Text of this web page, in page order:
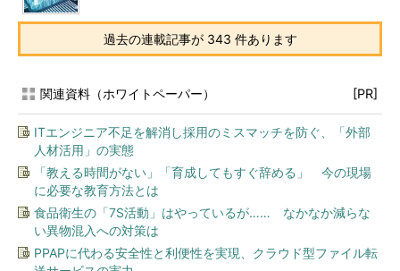
過去の連載記事が 343 件あります
関連資料（ホワイトペーパー） [PR]
ITエンジニア不足を解消し採用のミスマッチを防ぐ、「外部
人材活用」の実態
「教える時間がない」「育成してもすぐ辞める」 今の現場
に必要な教育方法とは
食品衛生の「7S活動」はやっているが…… なかなか減らな
い異物混入への対策は
PPAPに代わる安全性と利便性を実現、クラウド型ファイル転